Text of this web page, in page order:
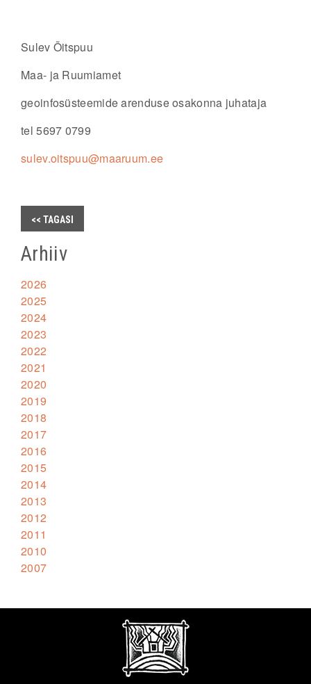
Sulev Õitspuu
Maa- ja Ruumiamet
geoinfosüsteemide arenduse osakonna juhataja
tel 5697 0799
sulev.oitspuu@maaruum.ee
<< TAGASI
Arhiiv
2026
2025
2024
2023
2022
2021
2020
2019
2018
2017
2016
2015
2014
2013
2012
2011
2010
2007